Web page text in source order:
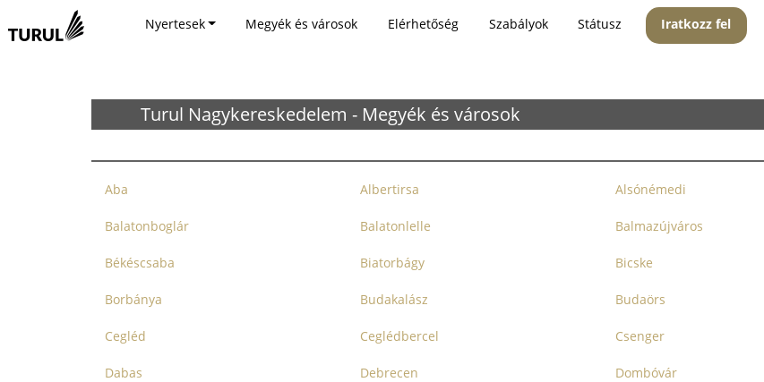
Nyertesek Megyék és városok Elérhetőség Szabályok Státusz Iratkozz fel
Turul Nagykereskedelem - Megyék és városok
Aba Albertirsa Alsónémedi
Balatonboglár Balatonlelle Balmazújváros
Békéscsaba Biatorbágy Bicske
Borbánya Budakalász Budaörs
Cegléd Ceglédbercel Csenger
Dabas Debrecen Dombóvár